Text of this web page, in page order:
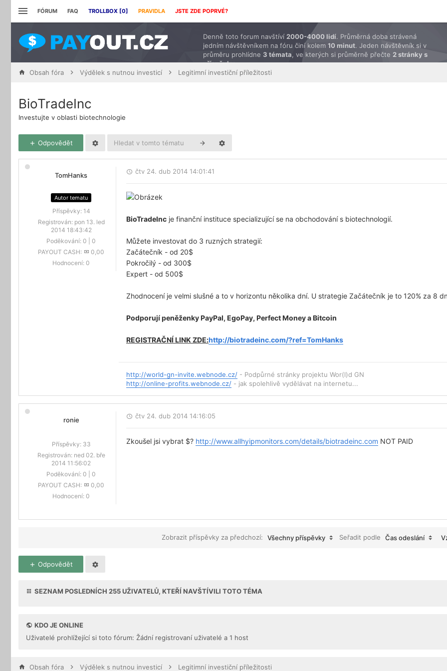
FÓRUM FAQ TROLLBOX [0] PRAVIDLA JSTE ZDE POPRVÉ?
Denně toto forum navštíví 2000-4000 lidí. Průměrná doba strávená
jedním návštěvníkem na fóru činí kolem 10 minut. Jeden návštěvník si v
průměru prohlídne 3 témata , ve kterých si průměrně přečte 2 stránky s
příspěvky.
Obsah fóra Výdělek s nutnou investicí Legitimní investiční příležitosti
BioTradeInc
Investujte v oblasti biotechnologie
Odpovědět
TomHanks
Autor tematu
Příspěvky: 14
Registrován: pon 13. led
2014 18:43:42
Poděkování: 0
0
PAYOUT CASH:
0,00
Hodnocení: 0
čtv 24. dub 2014 14:01:41
BioTradeInc je finanční instituce specializující se na obchodování s biotechnologií.
Můžete investovat do 3 ruzných strategií:
Začátečník - od 20$
Pokročilý - od 300$
Expert - od 500$
Zhodnocení je velmi slušné a to v horizontu několika dní. U strategie Začátečník je to 120% za 8
Podporují peněženky PayPal, EgoPay, Perfect Money a Bitcoin
REGISTRAČNÍ LINK ZDE:http://biotradeinc.com/?ref=TomHanks
http://world-gn-invite.webnode.cz/ - Podpůrné stránky projektu Wor(l)d GN
http://online-profits.webnode.cz/ - jak spolehlivě vydělávat na internetu...
ronie
Příspěvky: 33
Registrován: ned 02. bře
2014 11:56:02
Poděkování: 0
0
PAYOUT CASH:
0,00
Hodnocení: 0
čtv 24. dub 2014 14:16:05
Zkoušel jsi vybrat $? http://www.allhyipmonitors.com/details/biotradeinc.com NOT PAID
Zobrazit příspěvky za předchozí: Všechny příspěvky Seřadit podle Čas odeslání
Odpovědět
SEZNAM POSLEDNÍCH 255UŽIVATELŮ, KTEŘÍ NAVŠTÍVILI TOTO TÉMA
KDO JE ONLINE
Uživatelé prohlížející si toto fórum: Žádní registrovaní uživatelé a 1 host
Obsah fóra Výdělek s nutnou investicí Legitimní investiční příležitosti